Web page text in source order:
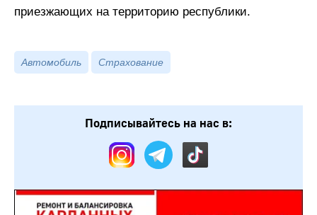
приезжающих на территорию республики.
Автомобиль Страхование
Подписывайтесь на нас в: